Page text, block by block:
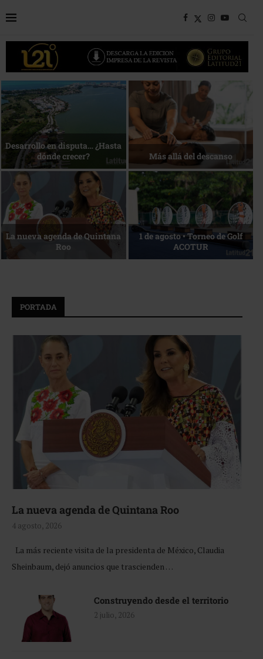
Bottega, un viaje servido a la
mesa
Energía que Impulsa la
competitividad
Reconocimiento de viajeros La esencia del servicio
PORTADA
La nueva agenda de Quintana Roo
4 agosto, 2026
La más reciente visita de la presidenta de México, Claudia
Sheinbaum, dejó anuncios que trascienden …
Construyendo desde el territorio
2 julio, 2026